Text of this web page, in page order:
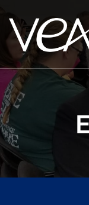
Ir
contenido